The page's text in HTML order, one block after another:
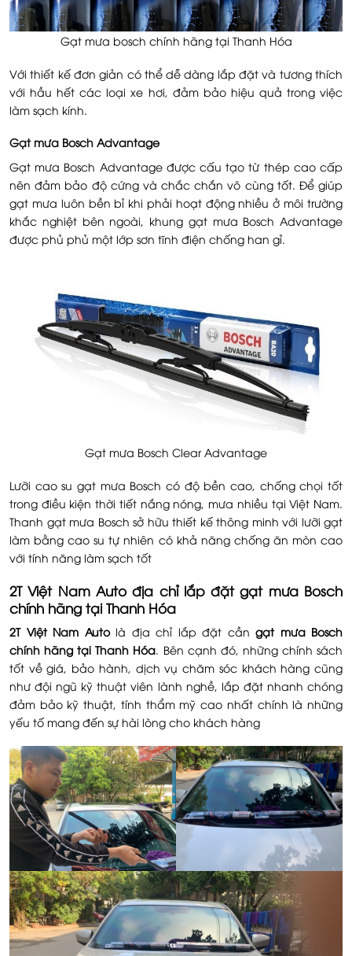
Gạt mưa bosch chính hãng tại Thanh Hóa
Với thiết kế đơn giản có thể dễ dàng lắp đặt và tương thích
với hầu hết các loại xe hơi, đảm bảo hiệu quả trong việc
làm sạch kính.
Gạt mưa Bosch Advantage
Gạt mưa Bosch Advantage được cấu tạo từ thép cao cấp
nên đảm bảo độ cứng và chắc chắn vô cùng tốt. Để giúp
gạt mưa luôn bền bỉ khi phải hoạt động nhiều ở môi trường
khắc nghiệt bên ngoài, khung gạt mưa Bosch Advantage
được phủ phủ một lớp sơn tĩnh điện chống han gỉ.
Gạt mưa Bosch Clear Advantage
Lưỡi cao su gạt mưa Bosch có độ bền cao, chống chọi tốt
trong điều kiện thời tiết nắng nóng, mưa nhiều tại Việt Nam.
Thanh gạt mưa Bosch sở hữu thiết kế thông minh với lưỡi gạt
làm bằng cao su tự nhiên có khả năng chống ăn mòn cao
với tính năng làm sạch tốt
2T Việt Nam Auto địa chỉ lắp đặt gạt mưa Bosch
chính hãng tại Thanh Hóa
2T Việt Nam Autolà địa chỉ lắp đặt cần gạt mưa Bosch
chính hãng tại Thanh Hóa. Bên cạnh đó, những chính sách
tốt về giá, bảo hành, dịch vụ chăm sóc khách hàng cũng
như đội ngũ kỹ thuật viên lành nghề, lắp đặt nhanh chóng
đảm bảo kỹ thuật, tính thẩm mỹ cao nhất chính là những
yếu tố mang đến sự hài lòng cho khách hàng